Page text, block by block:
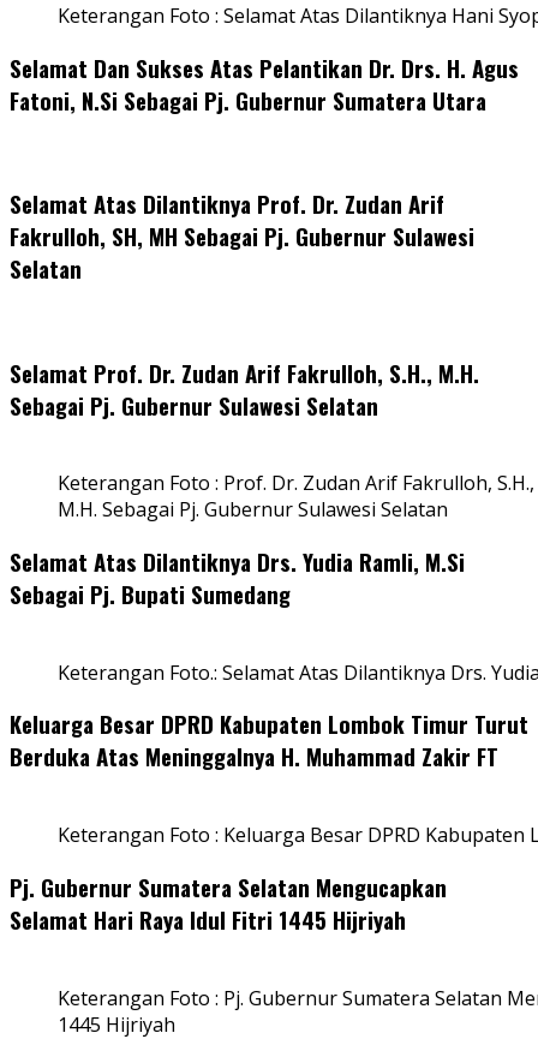
Keterangan Foto : Selamat Atas Dilantiknya Hani
Selamat Dan Sukses Atas Pelantikan Dr. Drs. H. Agus
Fatoni, N.Si Sebagai Pj. Gubernur Sumatera Utara
Selamat Atas Dilantiknya Prof. Dr. Zudan Arif
Fakrulloh, SH, MH Sebagai Pj. Gubernur Sulawesi
Selatan
Selamat Prof. Dr. Zudan Arif Fakrulloh, S.H., M.H.
Sebagai Pj. Gubernur Sulawesi Selatan
Keterangan Foto : Prof. Dr. Zudan Arif Fakrulloh, S.H.,
M.H. Sebagai Pj. Gubernur Sulawesi Selatan
Selamat Atas Dilantiknya Drs. Yudia Ramli, M.Si
Sebagai Pj. Bupati Sumedang
Keterangan Foto.: Selamat Atas Dilantiknya Drs.
Keluarga Besar DPRD Kabupaten Lombok Timur Turut
Berduka Atas Meninggalnya H. Muhammad Zakir FT
Keterangan Foto : Keluarga Besar DPRD
Pj. Gubernur Sumatera Selatan Mengucapkan
Selamat Hari Raya Idul Fitri 1445 Hijriyah
Keterangan Foto : Pj. Gubernur Sumatera Selatan
1445 Hijriyah